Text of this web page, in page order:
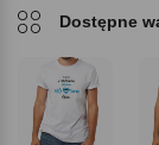
Dostępne